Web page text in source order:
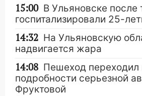
15:00 В Ульяновске после
госпитализировали 25-
14:32 На Ульяновскую
надвигается жара
14:08 Пешеход переходил
подробности серьезной
Фруктовой